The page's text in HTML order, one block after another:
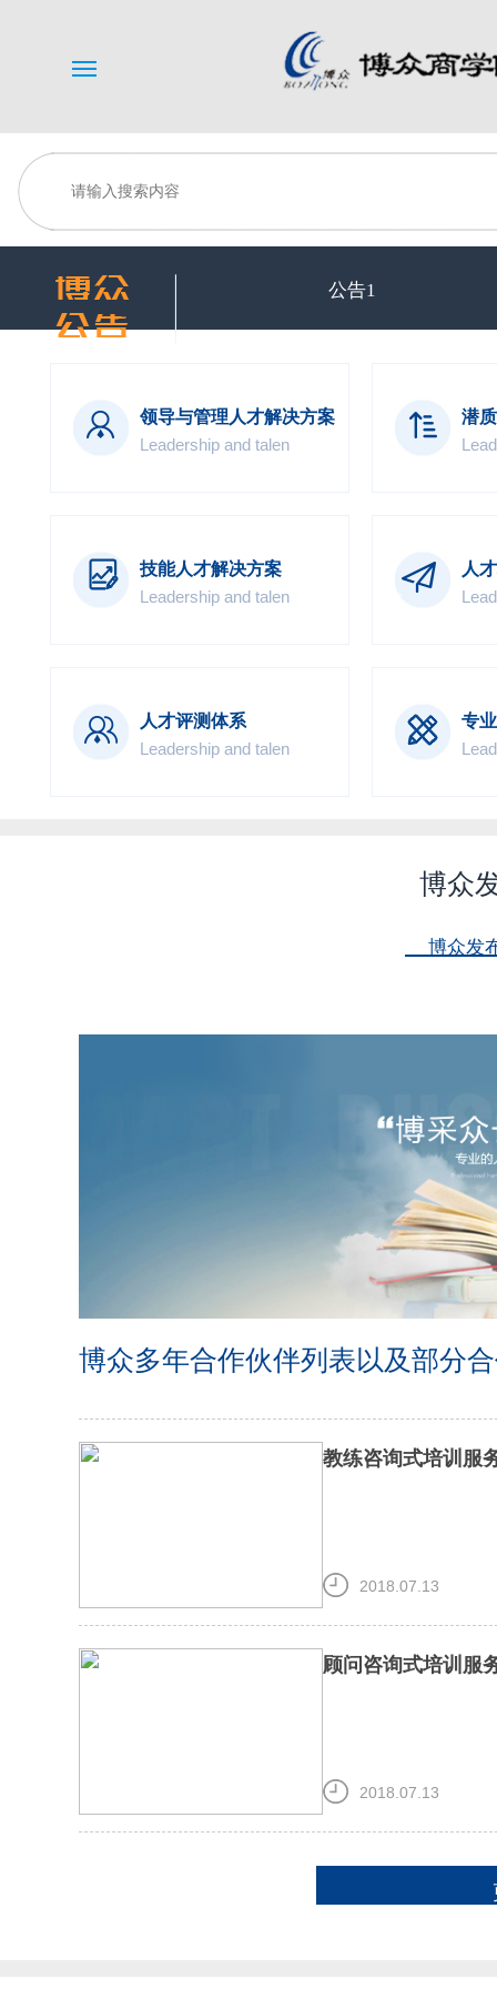
公告1
领导与管理人才解决方案
Leadership and talen
潜
技能人才解决方案
Leadership and talen
人
人才评测体系
Leadership and talen
专
博众
博众发
博众多年合作伙伴列表以及部分
教练咨询式培训服
2018.07.13
顾问咨询式培训服
2018.07.13